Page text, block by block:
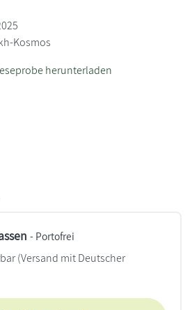
Kosmos
herunterladen
- Portofrei
(Versand mit Deutscher